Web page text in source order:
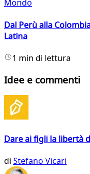
Mondo
Dal Perù alla
Latina
1 min di lettura
Idee e commenti
Dare ai figli la libertà
di Stefano Vicari